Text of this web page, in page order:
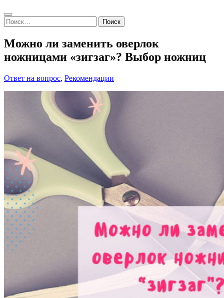
Search
Найти:
Можно ли заменить оверлок
ножницами «зигзаг»? Выбор ножниц
Ответ на вопрос, Рекомендации